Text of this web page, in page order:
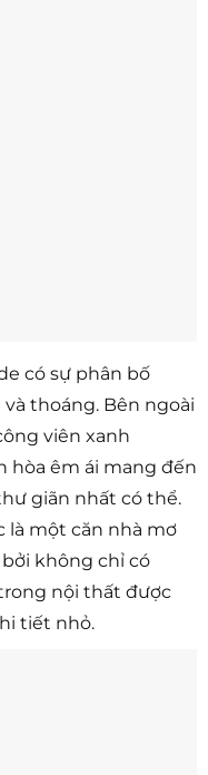
có sự phân bố
thoáng. Bên ngoài
viên xanh
hòa êm ái mang đến
giãn nhất có thể.
là một căn nhà mơ
không chỉ có
nội thất được
tiết nhỏ.